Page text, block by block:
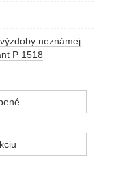
neznámej
P 1518